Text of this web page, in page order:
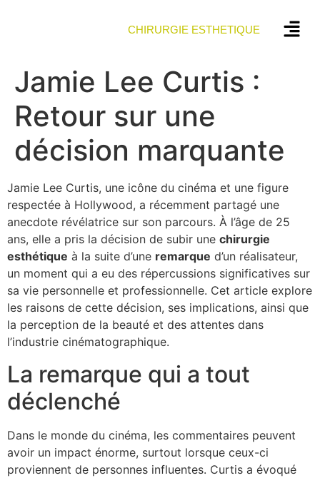
CHIRURGIE ESTHETIQUE
Jamie Lee Curtis :
Retour sur une
décision marquante
Jamie Lee Curtis, une icône du cinéma et une figure
respectée à Hollywood, a récemment partagé une
anecdote révélatrice sur son parcours. À l’âge de 25
ans, elle a pris la décision de subir une chirurgie
esthétique à la suite d’une remarque d’un réalisateur,
un moment qui a eu des répercussions significatives sur
sa vie personnelle et professionnelle. Cet article explore
les raisons de cette décision, ses implications, ainsi que
la perception de la beauté et des attentes dans
l’industrie cinématographique.
La remarque qui a tout
déclenché
Dans le monde du cinéma, les commentaires peuvent
avoir un impact énorme, surtout lorsque ceux-ci
proviennent de personnes influentes. Curtis a évoqué